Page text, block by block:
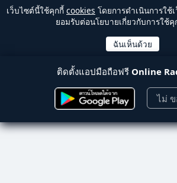
เว็บไซต์นี้ใช้คุกกี้ cookies โดยการดำเนินการใ
ยอมรับต่อนโยบายเกี่ยวกับการใช้คุ
ติดตั้งแอปมือถือฟรี Online
ไม่